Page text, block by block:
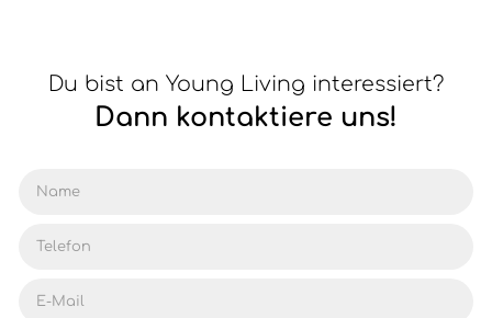
Du bist an Young Living interessiert?
Dann kontaktiere uns!